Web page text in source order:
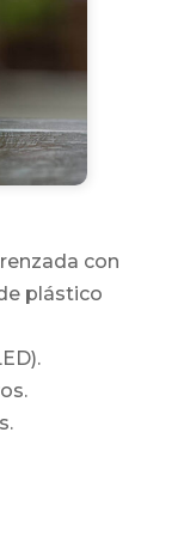
con
plástico